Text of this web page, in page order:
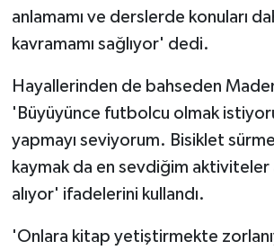
anlamamı ve derslerde konuları
kavramamı sağlıyor' dedi.
Hayallerinden de bahseden
'Büyüyünce futbolcu olmak
yapmayı seviyorum. Bisiklet
kaymak da en sevdiğim aktiviteler
alıyor' ifadelerini kullandı.
'Onlara kitap yetiştirmekte